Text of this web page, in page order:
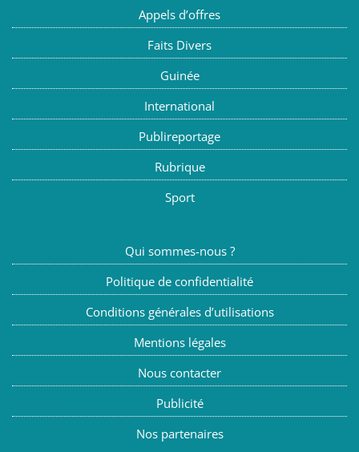
Appels d’offres
Faits Divers
Guinée
International
Publireportage
Rubrique
Sport
Qui sommes-nous ?
Politique de confidentialité
Conditions générales d’utilisations
Mentions légales
Nous contacter
Publicité
Nos partenaires